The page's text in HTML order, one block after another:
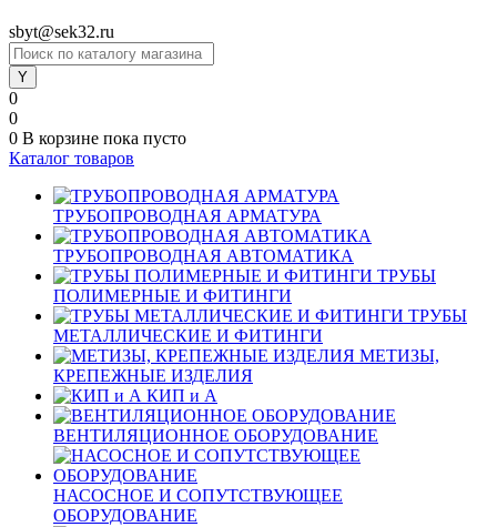
sbyt@sek32.ru
0
0
0 В корзине пока пусто
Каталог товаров
ТРУБОПРОВОДНАЯ АРМАТУРА
ТРУБОПРОВОДНАЯ АВТОМАТИКА
ТРУБЫ
ПОЛИМЕРНЫЕ И ФИТИНГИ
ТРУБЫ
МЕТАЛЛИЧЕСКИЕ И ФИТИНГИ
МЕТИЗЫ,
КРЕПЕЖНЫЕ ИЗДЕЛИЯ
КИП и А
ВЕНТИЛЯЦИОННОЕ ОБОРУДОВАНИЕ
НАСОСНОЕ И СОПУТСТВУЮЩЕЕ
ОБОРУДОВАНИЕ